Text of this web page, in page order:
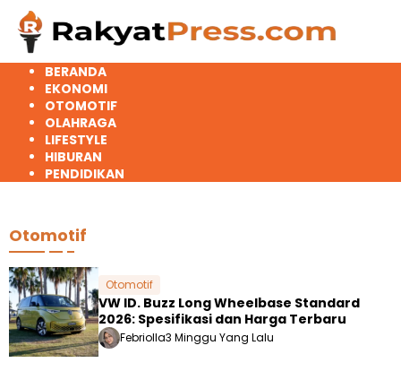
Langsung
konten
BERANDA
EKONOMI
OTOMOTIF
OLAHRAGA
LIFESTYLE
HIBURAN
PENDIDIKAN
Otomotif
Otomotif
VW ID. Buzz Long Wheelbase Standard
2026: Spesifikasi dan Harga Terbaru
Febriolla3 Minggu Yang Lalu